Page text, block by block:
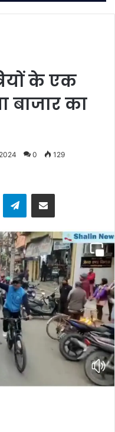
के एक
बाजार का
0 129
TelegramShare via Email